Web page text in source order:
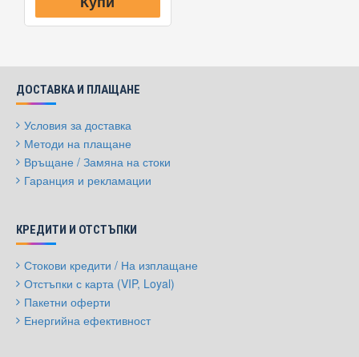
ДОСТАВКА И ПЛАЩАНЕ
Условия за доставка
Методи на плащане
Връщане / Замяна на стоки
Гаранция и рекламации
КРЕДИТИ И ОТСТЪПКИ
Стокови кредити / На изплащане
Отстъпки с карта (VIP, Loyal)
Пакетни оферти
Енергийна ефективност